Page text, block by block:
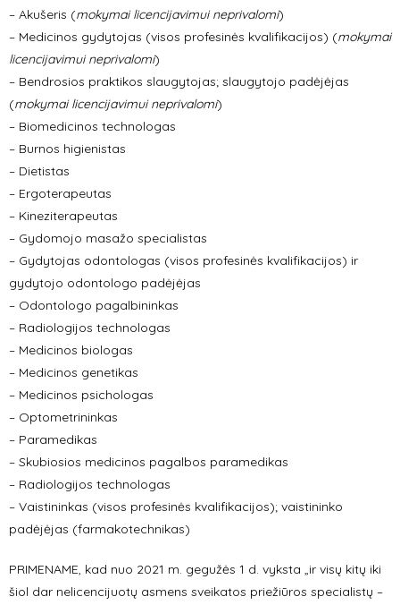
– Akušeris (mokymai licencijavimui neprivalomi)
– Medicinos gydytojas (visos profesinės kvalifikacijos) (mokymai
licencijavimui neprivalomi)
– Bendrosios praktikos slaugytojas; slaugytojo padėjėjas
(mokymai licencijavimui neprivalomi)
– Biomedicinos technologas
– Burnos higienistas
– Dietistas
– Ergoterapeutas
– Kineziterapeutas
– Gydomojo masažo specialistas
– Gydytojas odontologas (visos profesinės kvalifikacijos) ir
gydytojo odontologo padėjėjas
– Odontologo pagalbininkas
– Radiologijos technologas
– Medicinos biologas
– Medicinos genetikas
– Medicinos psichologas
– Optometrininkas
– Paramedikas
– Skubiosios medicinos pagalbos paramedikas
– Radiologijos technologas
– Vaistininkas (visos profesinės kvalifikacijos); vaistininko
padėjėjas (farmakotechnikas)
PRIMENAME, kad nuo 2021 m. gegužės 1 d. vyksta „ir visų kitų iki
šiol dar nelicencijuotų asmens sveikatos priežiūros specialistų –